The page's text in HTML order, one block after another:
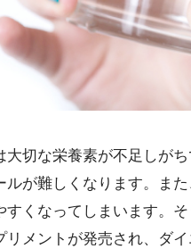
大切な栄養素が不足しが
ルが難しくなります。ま
すくなってしまいます。
リメントが発売され、ダ